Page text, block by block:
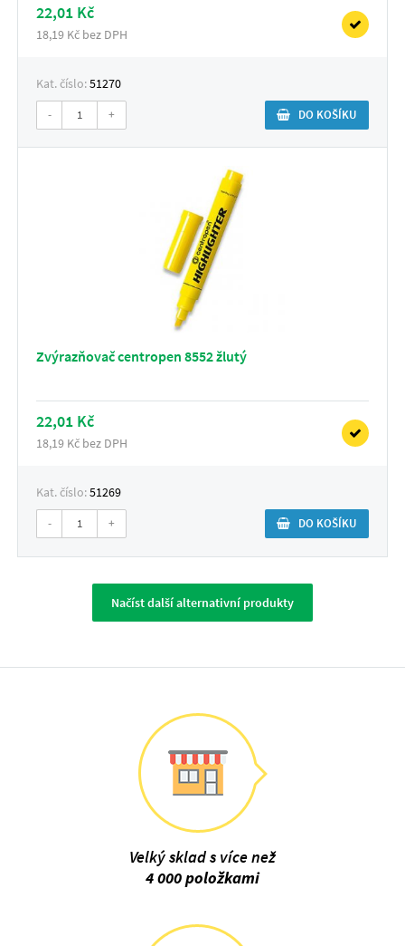
22,01 Kč
18,19 Kč bez DPH
Kat. číslo:51270
- + DO KOŠÍKU
Zvýrazňovač centropen 8552 žlutý
22,01 Kč
18,19 Kč bez DPH
Kat. číslo:51269
- + DO KOŠÍKU
Načíst další alternativní produkty
Velký sklad s více než
4 000 položkami